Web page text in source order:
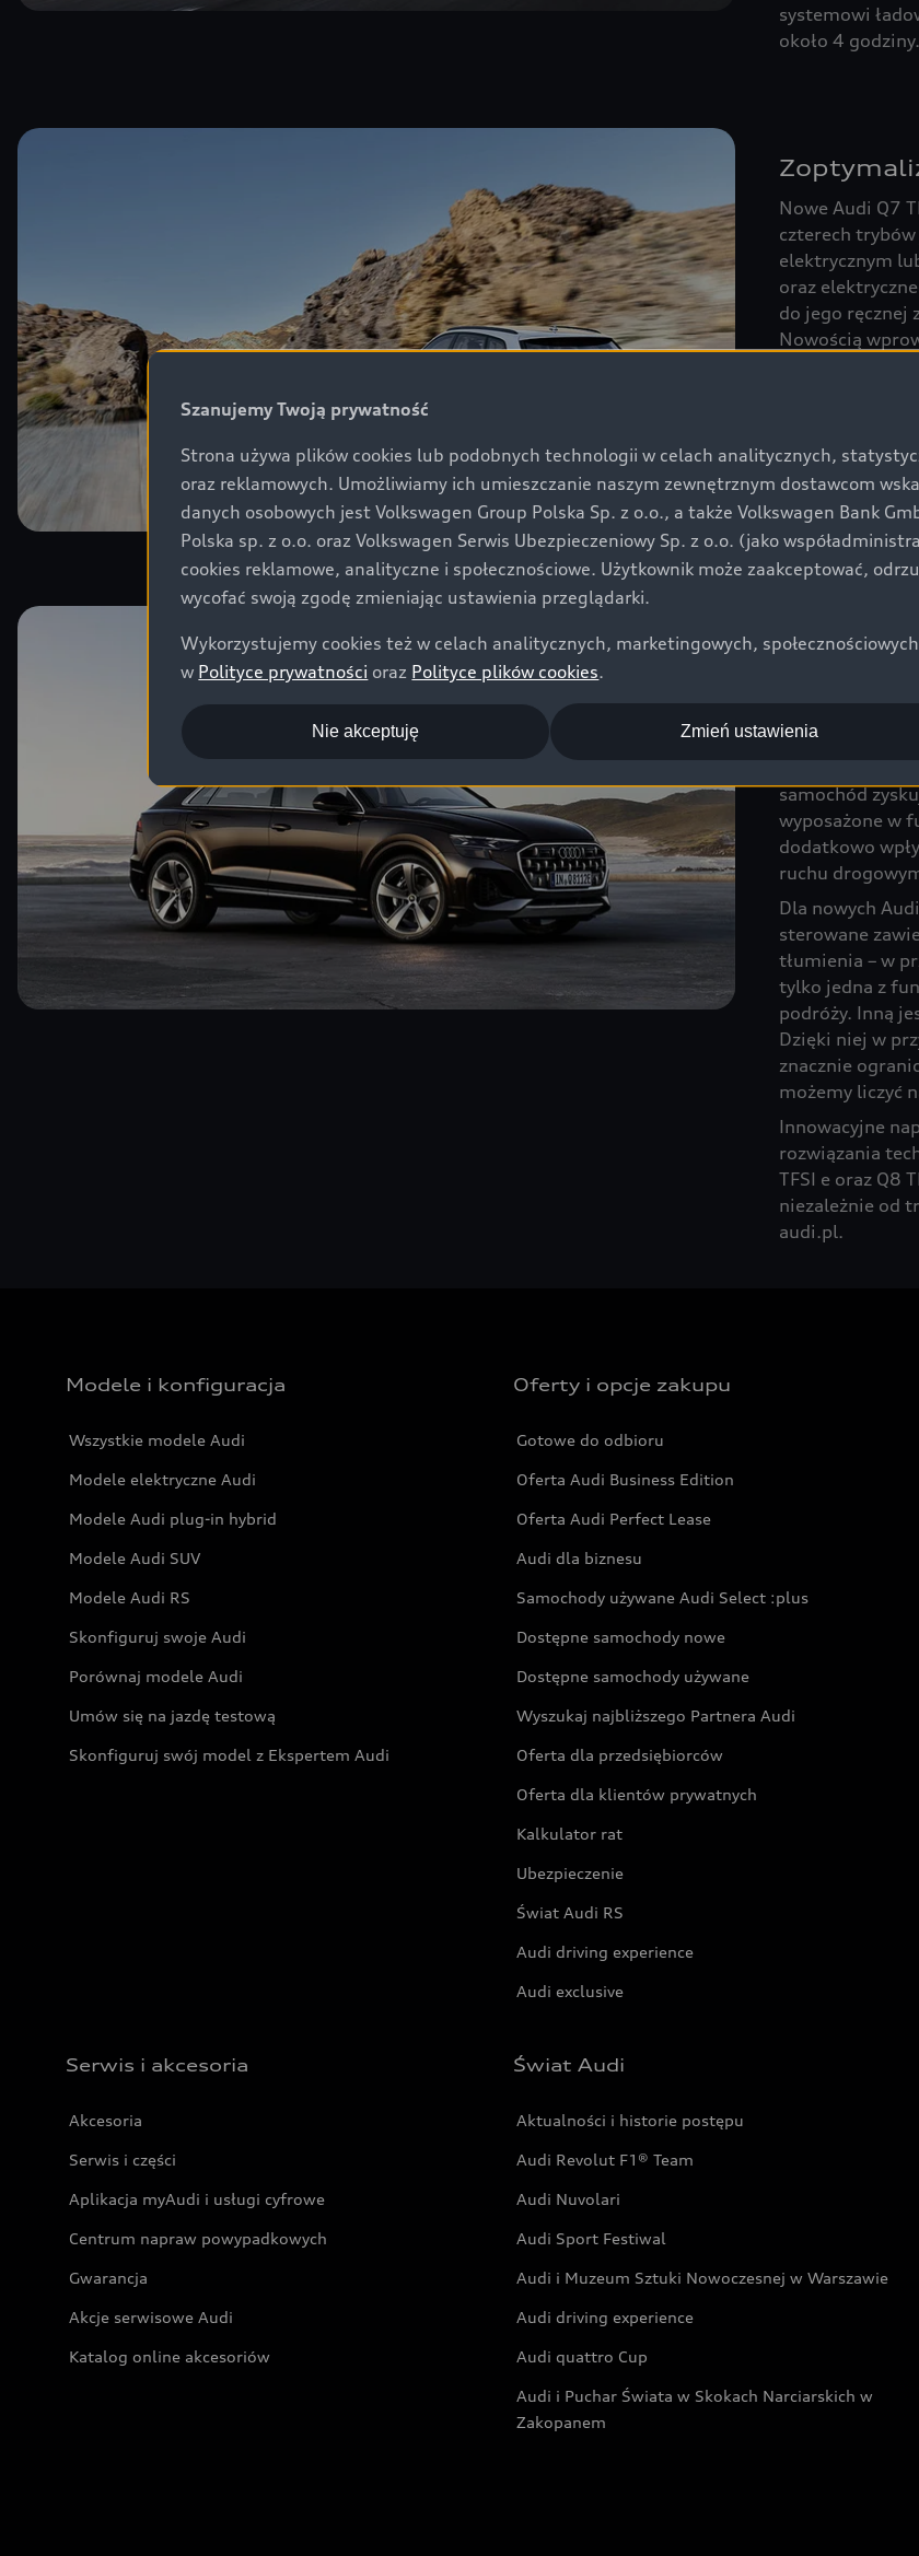
systemowi
około 4 godziny.
Nowe Audi Q7
czterech trybów
elektrycznym
oraz
do jego ręcznej
Nowością
akumulatora
pozwala na
komfortu
osiągnięciu
zwiększenia
Innowacyjne
Opcjonalnie
Audi imponują
możemy
HD Matrix LED
samochód
wyposażone w
dodatkowo
ruchu
Dla nowych
sterowane
tłumienia – w
tylko jedna z
podróży. Inną
Dzięki niej w
znacznie
możemy liczyć
Innowacyjne
rozwiązania
TFSI e oraz Q8
niezależnie od
audi.pl.
Modele i konfiguracja
Wszystkie modele Audi
Modele elektryczne Audi
Modele Audi plug-in hybrid
Modele Audi SUV
Modele Audi RS
Skonfiguruj swoje Audi
Porównaj modele Audi
Umów się na jazdę testową
Skonfiguruj swój model z Ekspertem Audi
Oferty i opcje zakupu
Gotowe do odbioru
Oferta Audi Business Edition
Oferta Audi Perfect Lease
Audi dla biznesu
Samochody używane Audi Select :plus
Dostępne samochody nowe
Dostępne samochody używane
Wyszukaj najbliższego Partnera Audi
Oferta dla przedsiębiorców
Oferta dla klientów prywatnych
Kalkulator rat
Ubezpieczenie
Świat Audi RS
Audi driving experience
Audi exclusive
Serwis i akcesoria
Akcesoria
Serwis i części
Aplikacja myAudi i usługi cyfrowe
Centrum napraw powypadkowych
Gwarancja
Akcje serwisowe Audi
Katalog online akcesoriów
Świat Audi
Aktualności i historie postępu
Audi Revolut F1® Team
Audi Nuvolari
Audi Sport Festiwal
Audi i Muzeum Sztuki Nowoczesnej w Warszawie
Audi driving experience
Audi quattro Cup
Audi i Puchar Świata w Skokach Narciarskich w
Zakopanem
Szanujemy Twoją prywatność
Strona używa plików cookies lub podobnych technologii w celach analitycznych,
oraz reklamowych. Umożliwiamy ich umieszczanie naszym zewnętrznym dostawcom
danych osobowych jest Volkswagen Group Polska Sp. z o.o., a także Volkswagen Bank
Polska sp. z o.o. oraz Volkswagen Serwis Ubezpieczeniowy Sp. z o.o. (jako
cookies reklamowe, analityczne i społecznościowe. Użytkownik może zaakceptować,
wycofać swoją zgodę zmieniając ustawienia przeglądarki.
Wykorzystujemy cookies też w celach analitycznych, marketingowych,
w Polityce prywatności oraz Polityce plików cookies.
Nie akceptuję Zmień ustawienia